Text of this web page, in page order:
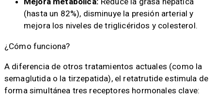
(hasta un 82%), disminuye la presión arterial y
mejora los niveles de triglicéridos y colesterol.
¿Cómo funciona?
A diferencia de otros tratamientos actuales (como la
semaglutida o la tirzepatida), el retatrutide estimula de
forma simultánea tres receptores hormonales clave: ​